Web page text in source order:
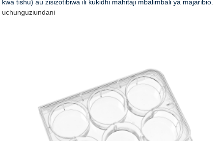
kwa tishu) au zisizotibiwa ili kukidhi mahitaji mbalimbali ya majaribio.
uchunguziundani